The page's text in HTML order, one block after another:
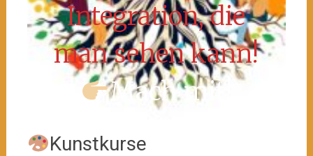
Integration, die
man sehen kann!
Mach mit!
Kunstkurse